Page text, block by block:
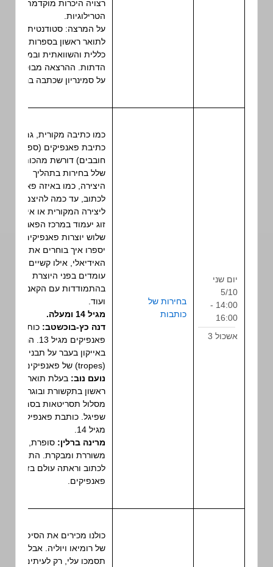
רצויה היכרות מוקדמת עם
הטרילוגיות.
על המרצה: סטודנטית
לתואר ראשון בספרות
כללית והשוואתית ובמדעי
הדתות. ההרצאה מבוססת
על סמינריון שכתבה בנושא.
בחירות של
כותבות
כמו כתיבה מקורית, גם
כתיבת פאנפיקים (ספרות
חובבים) דורשת מהכותבות
שלל בחירות בתהליך
היצירה, כמו באיזה פאנדום
לכתוב, עד כמה להיצמד
ליצירה המקורית או איזה
זוג יעמוד במרכז הפאנפיק.
שלוש יוצרות פאנפיקים
יספרו איך בוחרים את הזוג
האידיאלי, אילו קשיים
עומדים בפני היוצרת
בהתמודדות עם הקאנון,
דנה כץ-בוכשטב:כותב.ת
פאנפיקים מגיל 13. הרצתה
באייקון בעבר על תבניות
נועם נוב:בעלת תואר
ראשון בתקשורת ובוגרת
מסלול תסריטאות בסם
שפיגל. כותבת פאנפיקים
מרינה ברלין:סופרת,
משוררת ומבקרת. התחילה
לכתוב וראתה עולם בזכות
פאנפיקים.
כולנו מכירים את הסיפור
של רומיאו ויוליה. אבל
תסמכו עלי, רק לעיתים